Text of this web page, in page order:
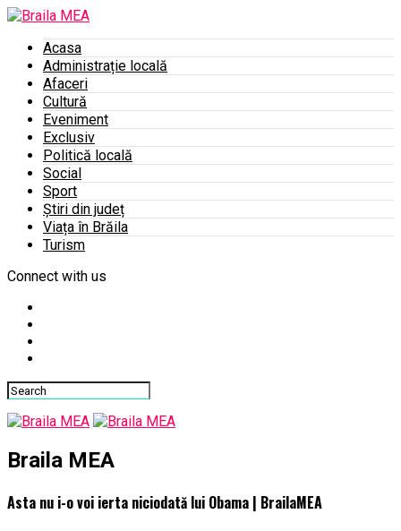
Acasa
Administrație locală
Afaceri
Cultură
Eveniment
Exclusiv
Politică locală
Social
Sport
Știri din județ
Viața în Brăila
Turism
Connect with us
Braila MEA
Asta nu i-o voi ierta niciodată lui Obama | BrailaMEA